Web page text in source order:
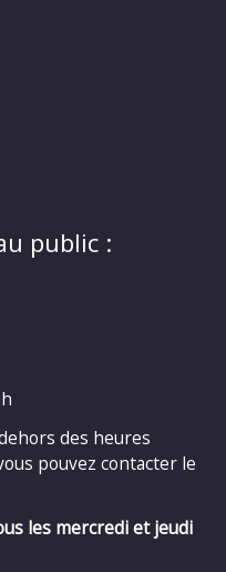
public :
des heures
pouvez contacter le
les mercredi et jeudi